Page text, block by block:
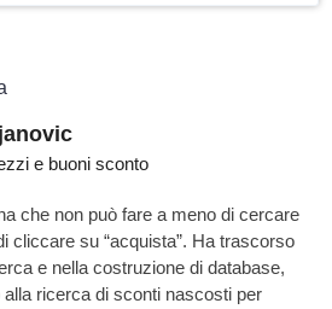
e buoni sconto
che non può fare a meno di cercare
cliccare su “acquista”. Ha trascorso
e nella costruzione di database,
ricerca di sconti nascosti per